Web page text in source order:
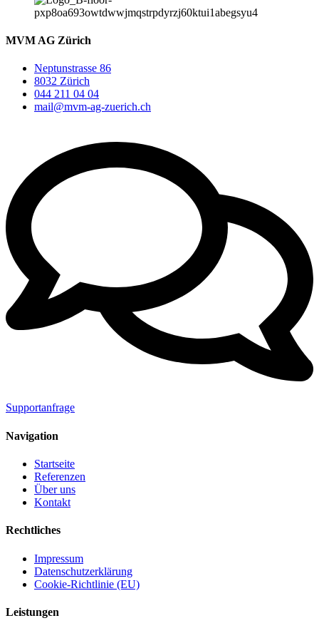
MVM AG Zürich
Neptunstrasse 86
8032 Zürich
044 211 04 04
mail@mvm-ag-zuerich.ch
Supportanfrage
Navigation
Startseite
Referenzen
Über uns
Kontakt
Rechtliches
Impressum
Datenschutzerklärung
Cookie-Richtlinie (EU)
Leistungen